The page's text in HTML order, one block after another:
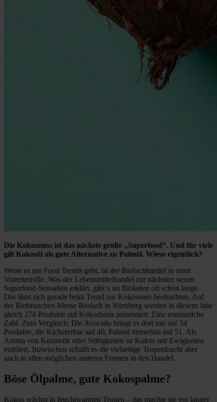
Die Kokosnuss ist das nächste große „Superfood“. Und für viele
gilt Kokosöl als gute Alternative zu Palmöl. Wieso eigentlich?
Wenn es um Food Trends geht, ist der Biofachhandel in einer
Vorreiterrolle. Was der Lebensmittelhandel zur nächsten neuen
Superfood-Sensation erklärt, gibt‘s im Bioladen oft schon lange.
Das lässt sich gerade beim Trend zur Kokosnuss beobachten. Auf
der Biobranchen-Messe Biofach in Nürnberg werden in diesem Jahr
gleich 274 Produkte auf Kokosbasis präsentiert. Eine erstaunliche
Zahl. Zum Vergleich: Die Avocado bringt es dort nur auf 34
Produkte, die Kichererbse auf 40, Palmöl immerhin auf 51. Als
Aroma von Kosmetik oder Süßigkeiten ist Kokos seit Ewigkeiten
etabliert. Inzwischen schafft es die vielseitige Tropenfrucht aber
auch in allen möglichen anderen Formen in den Handel.
Böse Ölpalme, gute Kokospalme?
Kokos wächst in feuchtwarmen Tropen – das machte sie vor langer